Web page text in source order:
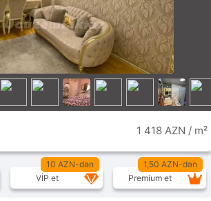
1 418 AZN / m²
10 AZN-dən
VİP et
1,50 AZN-dən
Premium et